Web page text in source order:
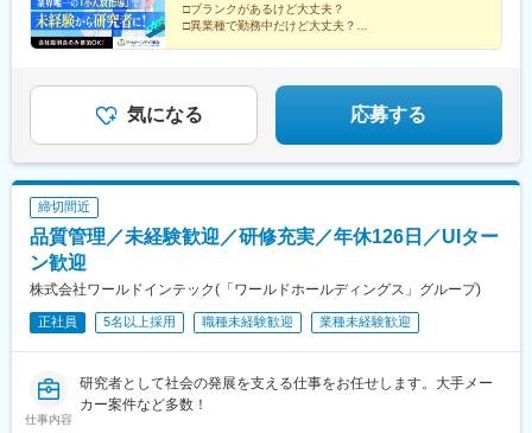
株式会社理研ジェネシス株式会社マテリアルゲート三井化学EMS
株式会社株式会社エネコート 他＼NEW！エリア制度導入／全国
でスキルを伸ばしたい方も、好きな場所で研究をしたい方も、ご
□ブランクがあるけど大丈夫？
□異業種で勤務中だけど大丈夫？
まずは説明だけ聞いてみたいという方も大歓迎♪
気になる 応募する
締切間近
品質管理／未経験歓迎／研修充実／年休126日／UIター
ン歓迎
株式会社ワールドインテック(「ワールドホールディングス」グループ)
正社員 5名以上採用 職種未経験歓迎 業種未経験歓迎
仕事内容
研究者として社会の発展を支える仕事をお任せします。大手メー
カー案件など多数！